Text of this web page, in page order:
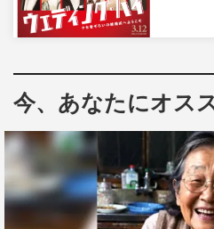
トしているとおり、まさに多
となっている。
シングルCDは全3形態でリリ
曲の「君にサチアレ」のほか
曲を収録。カップリングのM3
る「結婚行進曲（作曲：フェ
ン）」をスカアレンジでカバ
行進曲」が収録される。
今、あなたにオス